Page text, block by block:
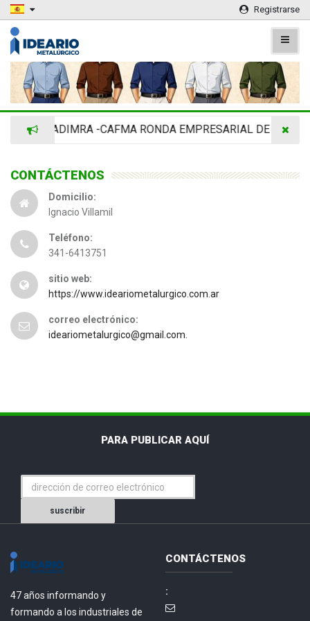
Registrarse
ADIMRA -CAFMA RONDA EMPRESARIAL DE
CONTÁCTENOS
Domicilio:
Ignacio Villamil
Teléfono:
341-6413751
sitio web:
https://www.ideariometalurgico.com.ar
correo electrónico:
ideariometalurgico@gmail.com.
PARA PUBLICAR AQUÍ
suscribir
47 años informando y
formando a los industriales de
CONTÁCTENOS
: